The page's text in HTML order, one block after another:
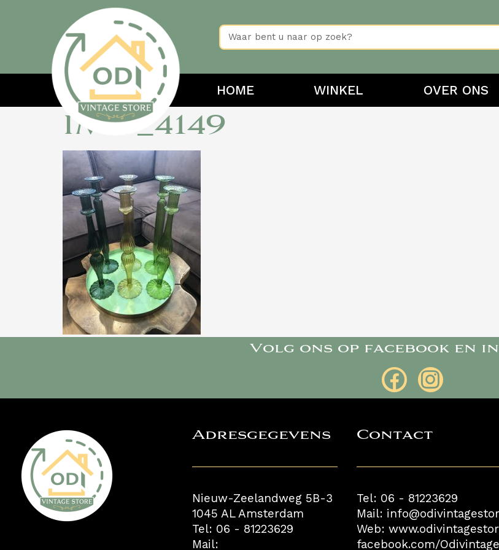
HOME WINKEL OVER ONS
IMG_4149
Volg ons op facebook en
Adresgegevens
Nieuw-Zeelandweg 5B-3
1045 AL Amsterdam
Tel: 06 - 81223629
Mail:
Contact
Tel: 06 - 81223629
Mail:
Web:
facebook.com/